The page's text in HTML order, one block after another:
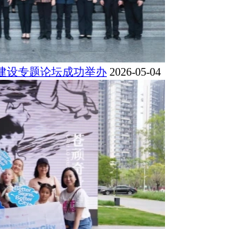
设专题论坛成功举办 2026-05-04